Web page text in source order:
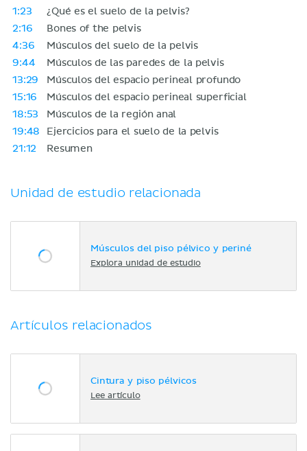
1:23
¿Qué es el suelo de la pelvis?
2:16
Bones of the pelvis
4:36
Músculos del suelo de la pelvis
9:44
Músculos de las paredes de la pelvis
13:29
Músculos del espacio perineal profundo
15:16
Músculos del espacio perineal superficial
18:53
Músculos de la región anal
19:48
Ejercicios para el suelo de la pelvis
21:12
Resumen
Unidad de estudio relacionada
Músculos del piso pélvico y periné
Explora unidad de estudio
Artículos relacionados
Cintura y piso pélvicos
Lee artículo